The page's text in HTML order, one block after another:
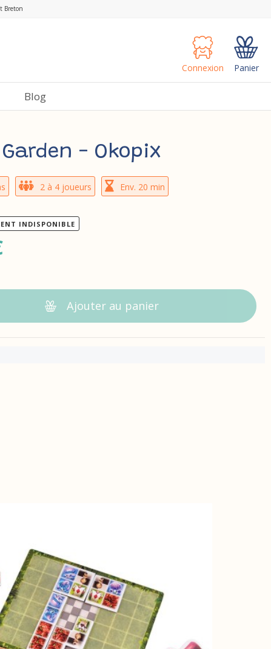
Breton
Connexion Panier
Blog
Garden - Okopix
2 à 4 joueurs Env. 20 min
INDISPONIBLE
Ajouter au panier